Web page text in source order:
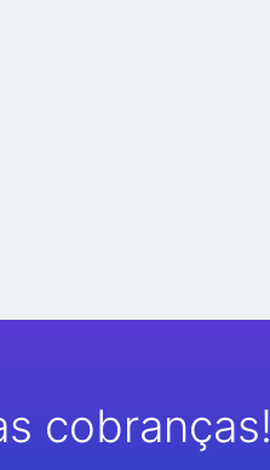
cobranças!